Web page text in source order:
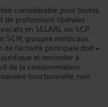
considérable pour toutes
de professions libérales :
en SELARL ou SCP,
SCM, groupes médicaux.
de l’activité principale doit«
et remonter à
de la consommation
fonctionnelle, non